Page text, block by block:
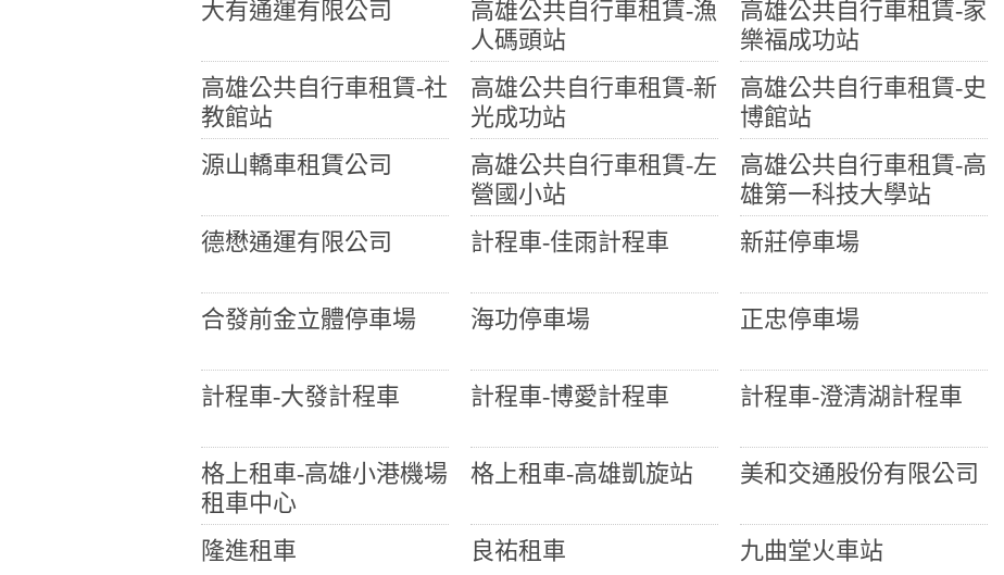
大有通運有限公司
高雄公共自行車租賃-漁
人碼頭站
高雄公共自行車租賃-家
樂福成功站
高雄公共自行車租賃-社
教館站
高雄公共自行車租賃-新
光成功站
高雄公共自行車租賃-史
博館站
源山轎車租賃公司
高雄公共自行車租賃-左
營國小站
高雄公共自行車租賃-高
雄第一科技大學站
德懋通運有限公司 計程車-佳雨計程車 新莊停車場
合發前金立體停車場 海功停車場 正忠停車場
計程車-大發計程車 計程車-博愛計程車 計程車-澄清湖計程車
格上租車-高雄小港機場
租車中心
格上租車-高雄凱旋站 美和交通股份有限公司
隆進租車 良祐租車 九曲堂火車站